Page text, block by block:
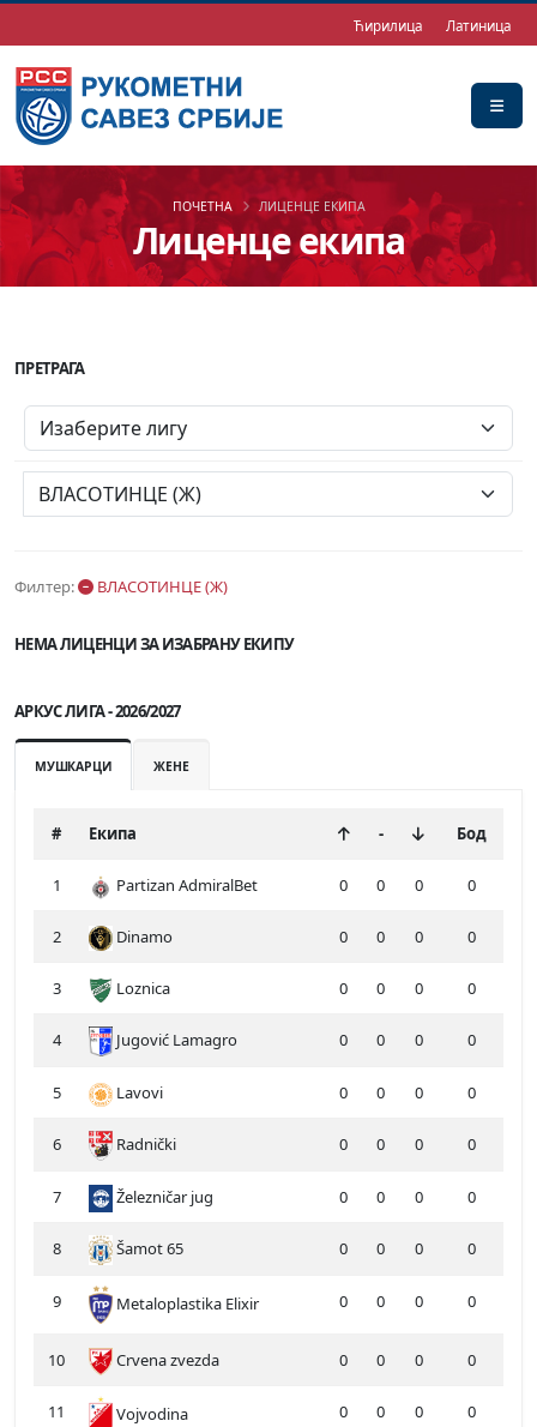
Ћирилица Латиница
Лиценце екипа
ПОЧЕТНА ЛИЦЕНЦЕ ЕКИПА
Филтер: ВЛАСОТИНЦЕ (Ж)
НЕМА ЛИЦЕНЦИ ЗА ИЗАБРАНУ ЕКИПУ
ПРЕТРАГА
АРКУС ЛИГА - 2026/2027
МУШКАРЦИ ЖЕНЕ
# Екипа - Бод
1 Partizan AdmiralBet 0 0 0 0
2 Dinamo 0 0 0 0
3 Loznica 0 0 0 0
4 Jugović Lamagro 0 0 0 0
5 Lavovi 0 0 0 0
6 Radnički 0 0 0 0
7 Železničar jug 0 0 0 0
8 Šamot 65 0 0 0 0
9 Metaloplastika Elixir 0 0 0 0
10 Crvena zvezda 0 0 0 0
11 Vojvodina 0 0 0 0